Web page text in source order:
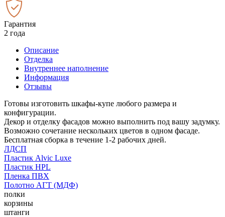
Гарантия
2 года
Описание
Отделка
Внутреннее наполнение
Информация
Отзывы
Готовы изготовить шкафы-купе любого размера и
конфигурации.
Декор и отделку фасадов можно выполнить под вашу задумку.
Возможно сочетание нескольких цветов в одном фасаде.
Бесплатная сборка в течение 1-2 рабочих дней.
ЛДСП
Пластик Alvic Luxe
Пластик HPL
Пленка ПВХ
Полотно АГТ (МДФ)
полки
корзины
штанги